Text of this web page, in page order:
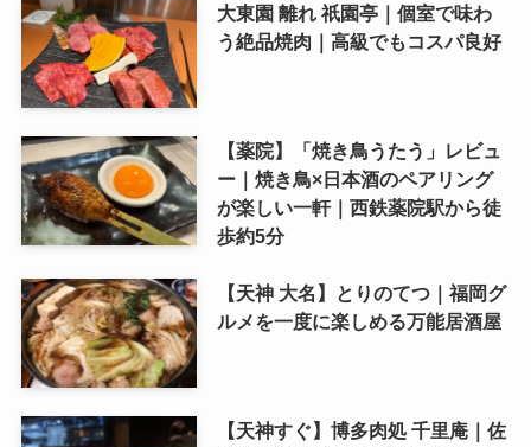
大東園 離れ 祇園亭｜個室で味わ
う絶品焼肉｜高級でもコスパ良好
【薬院】「焼き鳥うたう」レビュ
ー｜焼き鳥×日本酒のペアリング
が楽しい一軒｜西鉄薬院駅から徒
歩約5分
【天神 大名】とりのてつ｜福岡グ
ルメを一度に楽しめる万能居酒屋
【天神すぐ】博多肉処 千里庵｜佐